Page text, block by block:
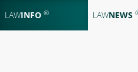
LAWINFO ® LAWNEWS